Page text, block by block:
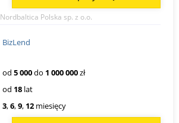
Nordbaltica Polska sp. z o.o.
BizLend
od 5 000do 1 000 000zł
od 18 lat
3,6,9, 12 miesięcy